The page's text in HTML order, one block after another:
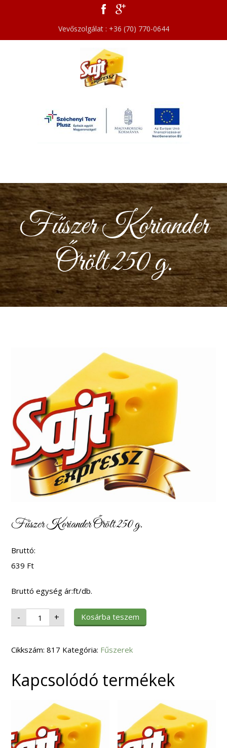
Vevőszolgálat : +36 (70) 770-0644
Fűszer Koriander
Őrölt 250 g.
Fűszer Koriander Őrölt 250 g.
Bruttó:
639 Ft
Bruttó egység ár:ft/db.
- Fűszer
Koriander
Őrölt
mennyiség
+ Kosárba teszem
Cikkszám:817 Kategória: Fűszerek
Kapcsolódó termékek